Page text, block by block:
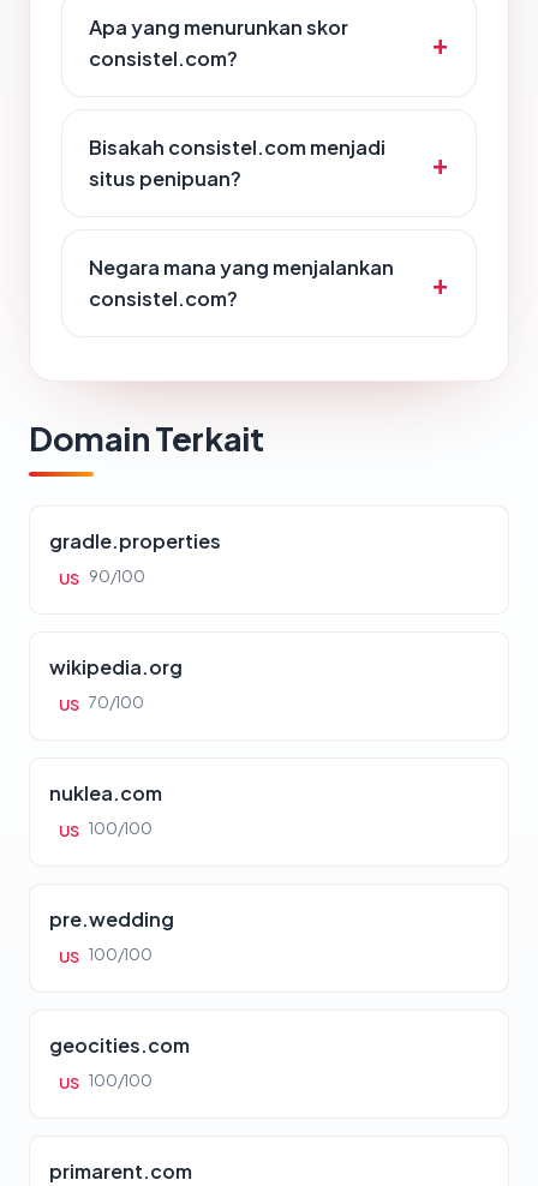
Apa yang menurunkan skor
consistel.com?
Bisakah consistel.com menjadi
situs penipuan?
Negara mana yang menjalankan
consistel.com?
Domain Terkait
gradle.properties
US 90/100
wikipedia.org
US 70/100
nuklea.com
US 100/100
pre.wedding
US 100/100
geocities.com
US 100/100
primarent.com